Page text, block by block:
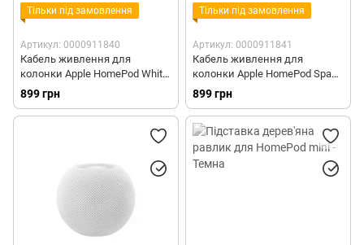
Тільки під замовлення
Артикул: 0000911840
Кабель живлення для
колонки Apple HomePod White
(MQHV2)
899 грн
Тільки під замовлення
Артикул: 0000911841
Кабель живлення для
колонки Apple HomePod Space
Gray (MQHW2)
899 грн